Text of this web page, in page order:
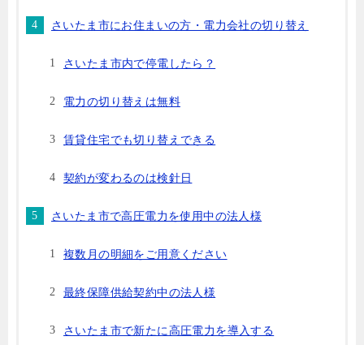
さいたま市にお住まいの方・電力会社の切り替え
さいたま市内で停電したら？
電力の切り替えは無料
賃貸住宅でも切り替えできる
契約が変わるのは検針日
さいたま市で高圧電力を使用中の法人様
複数月の明細をご用意ください
最終保障供給契約中の法人様
さいたま市で新たに高圧電力を導入する